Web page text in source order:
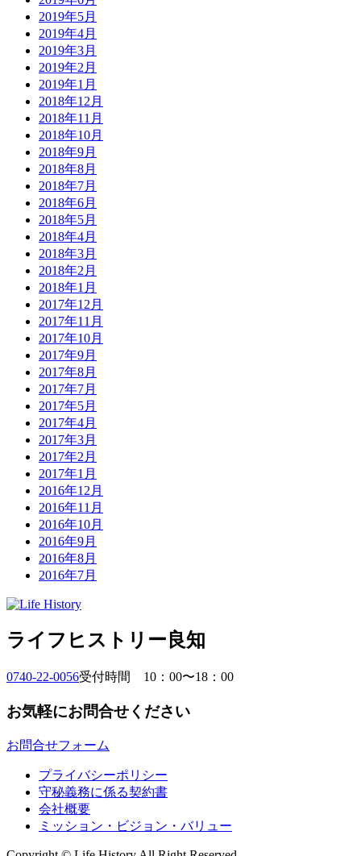
2019年5月
2019年4月
2019年3月
2019年2月
2019年1月
2018年12月
2018年11月
2018年10月
2018年9月
2018年8月
2018年7月
2018年6月
2018年5月
2018年4月
2018年3月
2018年2月
2018年1月
2017年12月
2017年11月
2017年10月
2017年9月
2017年8月
2017年7月
2017年5月
2017年4月
2017年3月
2017年2月
2017年1月
2016年12月
2016年11月
2016年10月
2016年9月
2016年8月
2016年7月
ライフヒストリー良知
0740-22-0056受付時間 10：00〜18：00
お気軽にお問合せください
お問合せフォーム
プライバシーポリシー
守秘義務に係る契約書
会社概要
ミッション・ビジョン・バリュー